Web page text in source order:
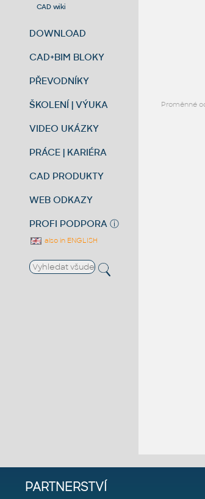
CAD wiki
DOWNLOAD
CAD+BIM BLOKY
PŘEVODNÍKY
ŠKOLENÍ | VÝUKA
VIDEO UKÁZKY
PRÁCE | KARIÉRA
CAD PRODUKTY
WEB ODKAZY
PROFI PODPORA ⓘ
also in ENGLISH
Proměnné
PARTNERSTVÍ